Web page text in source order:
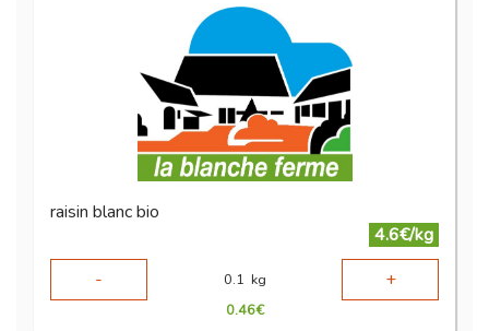
raisin blanc bio
4.6€/kg
-
0.1 kg +
0.46€